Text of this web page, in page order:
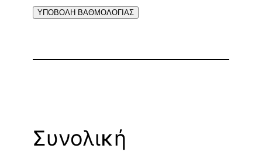
ΥΠΟΒΟΛΗ ΒΑΘΜΟΛΟΓΙΑΣ
Συνολική